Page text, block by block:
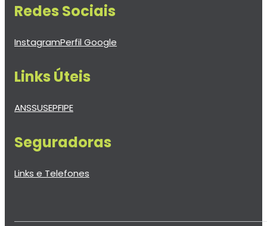
Redes Sociais
InstagramPerfil Google
Links Úteis
ANSSUSEPFIPE
Seguradoras
Links e Telefones